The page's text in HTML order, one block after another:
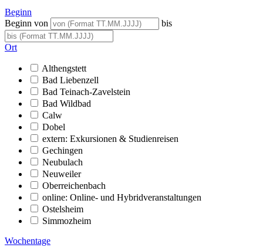
Beginn
Beginn von
bis
Ort
Althengstett
Bad Liebenzell
Bad Teinach-Zavelstein
Bad Wildbad
Calw
Dobel
extern: Exkursionen & Studienreisen
Gechingen
Neubulach
Neuweiler
Oberreichenbach
online: Online- und Hybridveranstaltungen
Ostelsheim
Simmozheim
Wochentage